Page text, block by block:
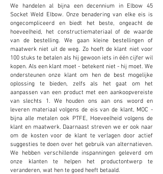
We handelen al bijna een decennium in Elbow 45
Socket Weld Elbow. Onze benadering van elke eis is
ongecompliceerd en biedt het beste, ongeacht de
hoeveelheid, het constructiemateriaal of de waarde
van de bestelling. We gaan kleine bestellingen of
maatwerk niet uit de weg. Zo hoeft de klant niet voor
100 stuks te betalen als hij gewoon iets in één cijfer wil
kopen. Als een klant moet - betekent niet - hij moet. We
ondersteunen onze klant om hen de best mogelijke
oplossing te bieden, zelfs als het gaat om het
aanpassen van een product met een aankoopvereiste
van slechts 1. We houden ons aan ons woord en
leveren materiaal volgens de eis van de klant, MOC -
bijna alle metalen ook PTFE, Hoeveelheid volgens de
klant en maatwerk. Daarnaast streven we er ook naar
om de kosten voor de klant te verlagen door actief
suggesties te doen over het gebruik van alternatieven.
We hebben verschillende inspanningen geleverd om
onze klanten te helpen het productontwerp te
veranderen, wat hen te goed heeft betaald.